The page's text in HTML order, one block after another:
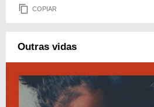
COPIAR
Outras vidas